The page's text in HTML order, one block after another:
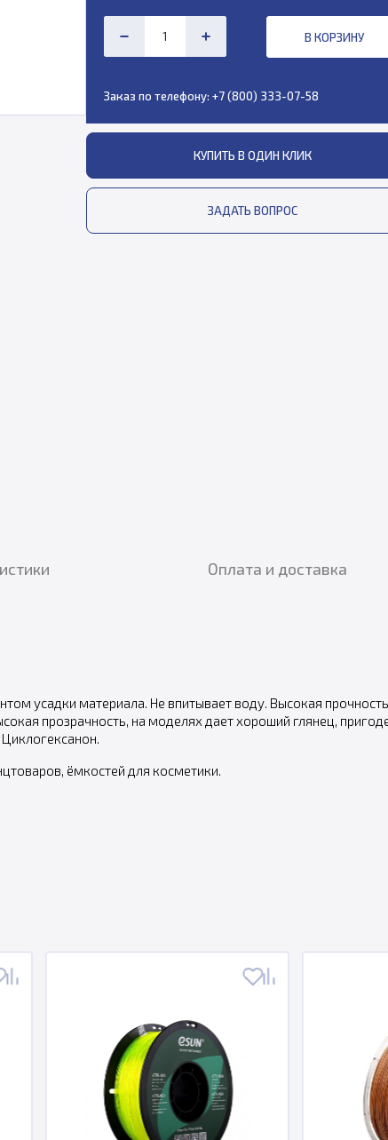
В КОРЗИНУ
Заказ по телефону: +7 (800) 333-07-58
КУПИТЬ В ОДИН КЛИК
ЗАДАТЬ ВОПРОС
Оплата и доставка
усадки материала. Не впитывает воду. Высокая
прозрачность, на моделях дает хороший глянец,
ёмкостей для косметики.